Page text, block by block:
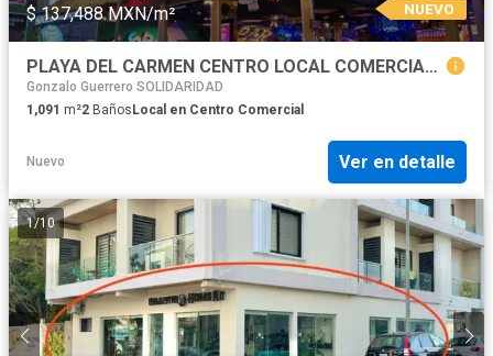
$ 137,488 MXN/m² NUEVO
PLAYA DEL CARMEN CENTRO LOCAL COMERCIAL QUINTANA ROO
Gonzalo Guerrero SOLIDARIDAD
1,091 m²2 Baños Local en Centro Comercial
Nuevo Ver en detalle
1/10